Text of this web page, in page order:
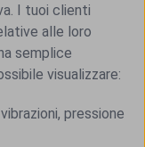
I tuoi clienti
alle loro
semplice
visualizzare:
pressione